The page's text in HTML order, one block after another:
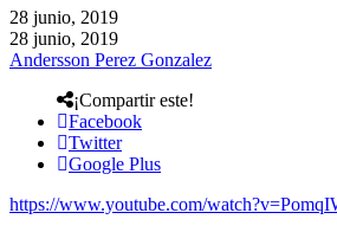
28 junio, 2019
28 junio, 2019
Andersson Perez Gonzalez
¡Compartir este!
Facebook
Twitter
Google Plus
https://www.youtube.com/